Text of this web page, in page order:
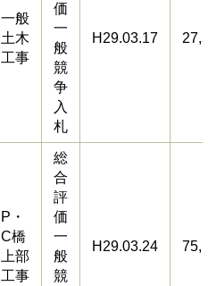
一般
土木
工事
価
一
般
競
争
入
札
H29.03.17
P・
C橋
上部
工事
総
合
評
価
一
般
競
H29.03.24